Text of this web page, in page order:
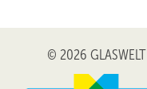
© 2026 GLASWELT